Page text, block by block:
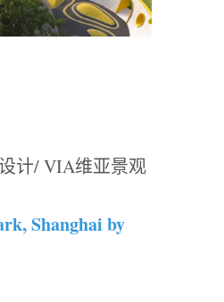
计/ VIA维亚景观
Shanghai by